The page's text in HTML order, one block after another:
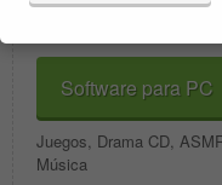
Software para PC
Juegos, Drama CD,
Música